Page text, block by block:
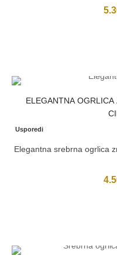
ELEGANTNA
Usporedi
Elegantna srebrna ogrlica